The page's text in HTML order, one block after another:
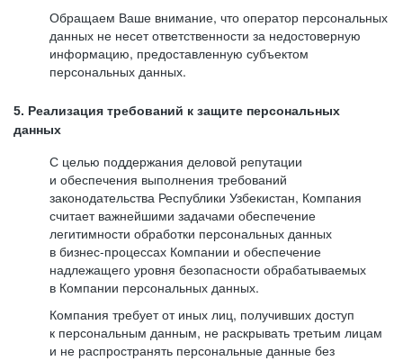
Обращаем Ваше внимание, что оператор персональных
данных не несет ответственности за недостоверную
информацию, предоставленную субъектом
персональных данных.
5. Реализация требований к защите персональных
данных
С целью поддержания деловой репутации
и обеспечения выполнения требований
законодательства Республики Узбекистан, Компания
считает важнейшими задачами обеспечение
легитимности обработки персональных данных
в бизнес-процессах Компании и обеспечение
надлежащего уровня безопасности обрабатываемых
в Компании персональных данных.
Компания требует от иных лиц, получивших доступ
к персональным данным, не раскрывать третьим лицам
и не распространять персональные данные без